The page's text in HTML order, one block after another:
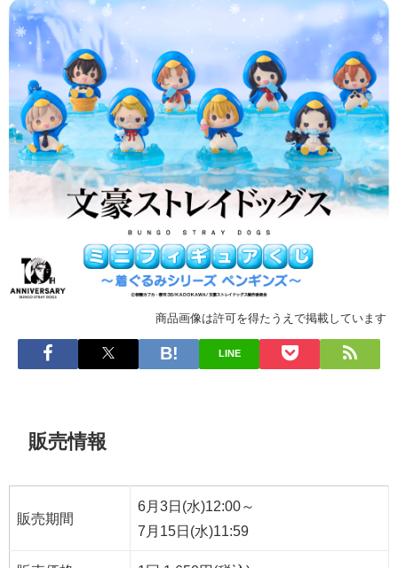
商品画像は許可を得たうえで掲載しています
LINE
販売情報
販売期間
6月3日(水)12:00～
7月15日(水)11:59